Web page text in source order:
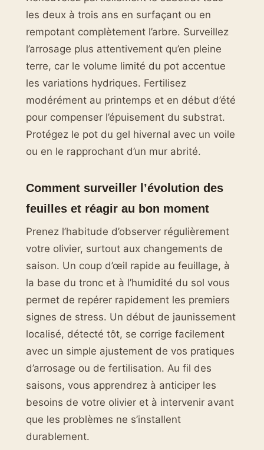
les deux à trois ans en surfaçant ou en
rempotant complètement l’arbre. Surveillez
l’arrosage plus attentivement qu’en pleine
terre, car le volume limité du pot accentue
les variations hydriques. Fertilisez
modérément au printemps et en début d’été
pour compenser l’épuisement du substrat.
Protégez le pot du gel hivernal avec un voile
ou en le rapprochant d’un mur abrité.
Comment surveiller l’évolution des
feuilles et réagir au bon moment
Prenez l’habitude d’observer régulièrement
votre olivier, surtout aux changements de
saison. Un coup d’œil rapide au feuillage, à
la base du tronc et à l’humidité du sol vous
permet de repérer rapidement les premiers
signes de stress. Un début de jaunissement
localisé, détecté tôt, se corrige facilement
avec un simple ajustement de vos pratiques
d’arrosage ou de fertilisation. Au fil des
saisons, vous apprendrez à anticiper les
besoins de votre olivier et à intervenir avant
que les problèmes ne s’installent
durablement.